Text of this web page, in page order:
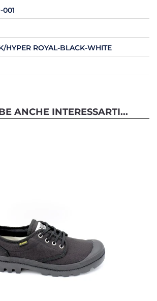
001
HYPER ROYAL-BLACK-WHITE
ANCHE INTERESSARTI...